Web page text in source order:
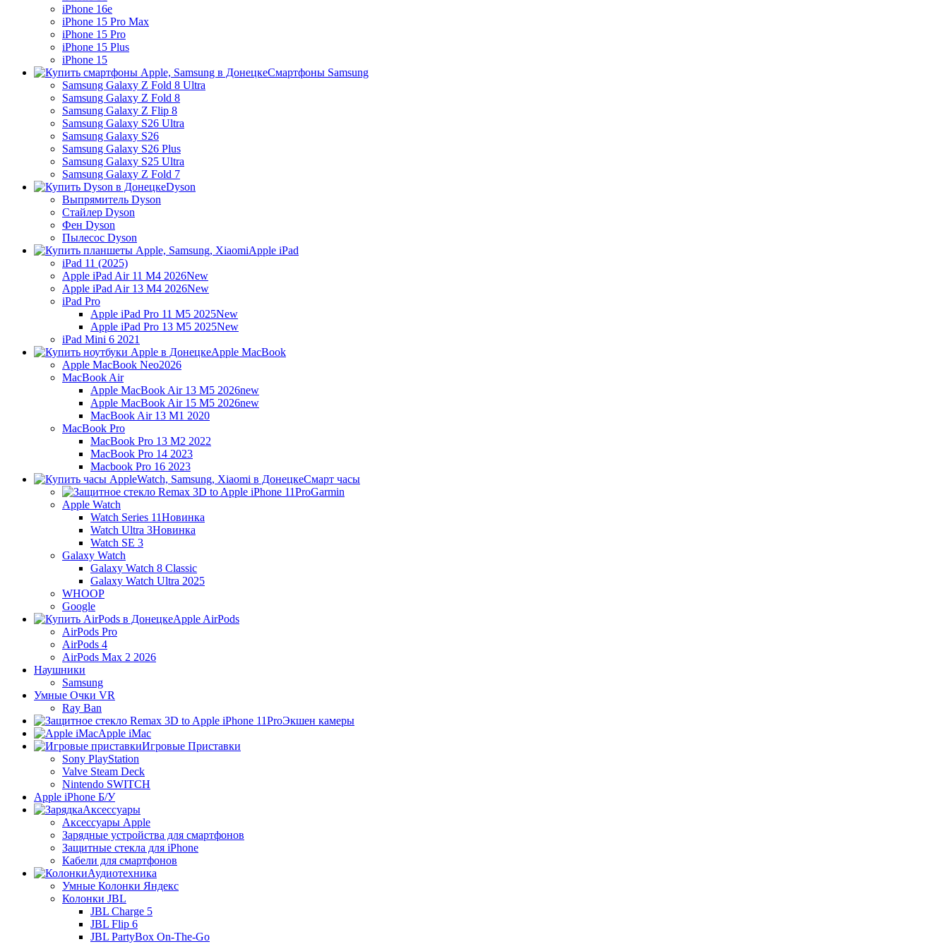
iPhone 16e
iPhone 15 Pro Max
iPhone 15 Pro
iPhone 15 Plus
iPhone 15
Смартфоны Samsung
Samsung Galaxy Z Fold 8 Ultra
Samsung Galaxy Z Fold 8
Samsung Galaxy Z Flip 8
Samsung Galaxy S26 Ultra
Samsung Galaxy S26
Samsung Galaxy S26 Plus
Samsung Galaxy S25 Ultra
Samsung Galaxy Z Fold 7
Dyson
Выпрямитель Dyson
Стайлер Dyson
Фен Dyson
Пылесос Dyson
Apple iPad
iPad 11 (2025)
Apple iPad Air 11 M4 2026New
Apple iPad Air 13 M4 2026New
iPad Pro
Apple iPad Pro 11 M5 2025New
Apple iPad Pro 13 M5 2025New
iPad Mini 6 2021
Apple MacBook
Apple MacBook Neo2026
MacBook Air
Apple MacBook Air 13 M5 2026new
Apple MacBook Air 15 M5 2026new
MacBook Air 13 M1 2020
MacBook Pro
MacBook Pro 13 M2 2022
MacBook Pro 14 2023
Macbook Pro 16 2023
Смарт часы
Garmin
Apple Watch
Watch Series 11Новинка
Watch Ultra 3Новинка
Watch SE 3
Galaxy Watch
Galaxy Watch 8 Classic
Galaxy Watch Ultra 2025
WHOOP
Google
Apple AirPods
AirPods Pro
AirPods 4
AirPods Max 2 2026
Наушники
Samsung
Умные Очки VR
Ray Ban
Экшен камеры
Apple iMac
Игровые Приставки
Sony PlayStation
Valve Steam Deck
Nintendo SWITCH
Apple iPhone Б/У
Аксессуары
Аксессуары Apple
Зарядные устройства для смартфонов
Защитные стекла для iPhone
Кабели для смартфонов
Аудиотехника
Умные Колонки Яндекс
Колонки JBL
JBL Charge 5
JBL Flip 6
JBL PartyBox On-The-Go